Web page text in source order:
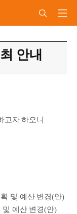
안내
고자 하오니
및 예산 변경(안)
및 예산 변경(안)